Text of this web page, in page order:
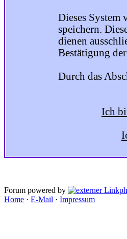
Dieses System
speichern.
dienen
Bestätigung
Durch das
Ich
Forum powered by
Home · E-Mail · Impressum